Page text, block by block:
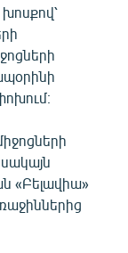
«Բելավիա»